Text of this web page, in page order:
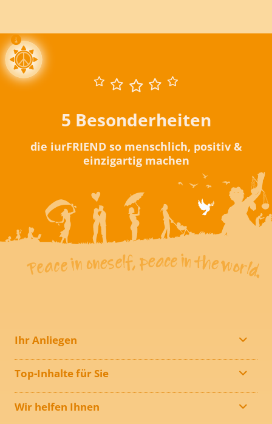
5 Besonderheiten
die iurFRIEND so menschlich, positiv &
einzigartig machen
Ihr Anliegen
Top-Inhalte für Sie
Wir helfen Ihnen